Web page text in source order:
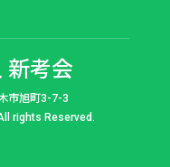
新考会
市旭町3-7-3
rights Reserved.